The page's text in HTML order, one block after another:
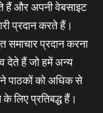
हैं और अपनी वेबसाइट
प्रदान करते हैं।
समाचार प्रदान करना
देते हैं जो हमें अन्य
पाठकों को अधिक से
लिए प्रतिबद्ध हैं।